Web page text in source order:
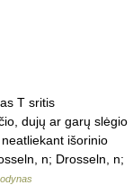
T sritis
dujų ar garų slėgio
išorinio
n; Drosseln, n;